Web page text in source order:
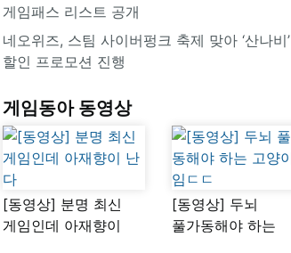
게임패스 리스트 공개
네오위즈, 스팀 사이버펑크 축제 맞아 ‘산나비’
할인 프로모션 진행
게임동아 동영상
[동영상] 분명 최신
게임인데 아재향이
[동영상] 두뇌
풀가동해야 하는